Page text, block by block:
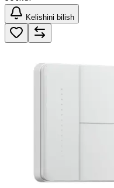
Kelishini bilish